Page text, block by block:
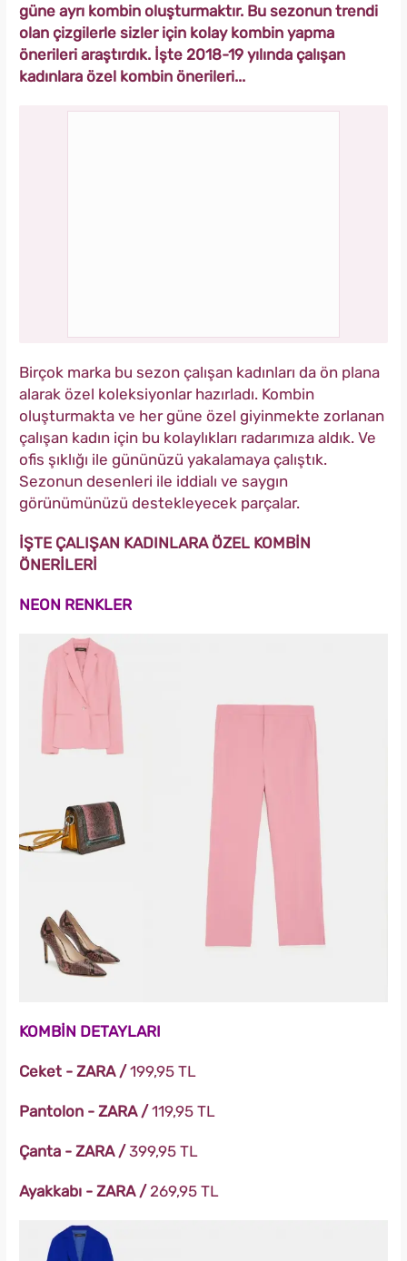
güne ayrı kombin oluşturmaktır. Bu sezonun trendi
olan çizgilerle sizler için kolay kombin yapma
önerileri araştırdık. İşte 2018-19 yılında çalışan
kadınlara özel kombin önerileri...
Birçok marka bu sezon çalışan kadınları da ön plana
alarak özel koleksiyonlar hazırladı. Kombin
oluşturmakta ve her güne özel giyinmekte zorlanan
çalışan kadın için bu kolaylıkları radarımıza aldık. Ve
ofis şıklığı ile gününüzü yakalamaya çalıştık.
Sezonun desenleri ile iddialı ve saygın
görünümünüzü destekleyecek parçalar.
İŞTE ÇALIŞAN KADINLARA ÖZEL KOMBİN
ÖNERİLERİ
NEON RENKLER
KOMBİN DETAYLARI
Ceket - ZARA /199,95 TL
Pantolon - ZARA /119,95 TL
Çanta - ZARA /399,95 TL
Ayakkabı - ZARA /269,95 TL